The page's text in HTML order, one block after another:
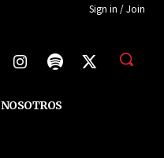
Sign in / Join
NOSOTROS